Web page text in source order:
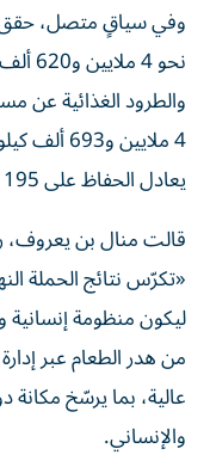
وفي سياقٍ متصل، حقق
نحو
والطرود الغذائية عن
4 ملايين
يعادل الحفاظ على 195 ألفاً و583 شجرة.
قالت منال بن يعروف،
«تكرّس نتائج الحملة
ليكون منظومة إنسانية
من هدر الطعام عبر
عالية، بما يرسّخ
والإنساني.